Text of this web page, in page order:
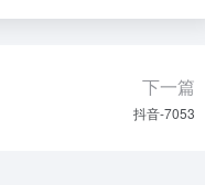
下一篇
抖音-7053